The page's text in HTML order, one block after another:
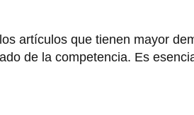
artículos que tienen mayor
de la competencia. Es